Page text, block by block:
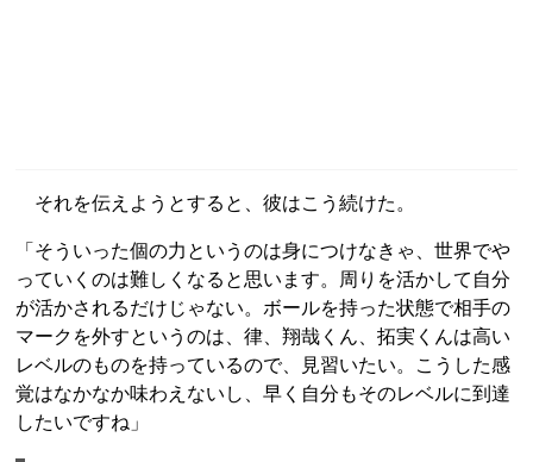
それを伝えようとすると、彼はこう続けた。
「そういった個の力というのは身につけなきゃ、世界でや
っていくのは難しくなると思います。周りを活かして自分
が活かされるだけじゃない。ボールを持った状態で相手の
マークを外すというのは、律、翔哉くん、拓実くんは高い
レベルのものを持っているので、見習いたい。こうした感
覚はなかなか味わえないし、早く自分もそのレベルに到達
したいですね」